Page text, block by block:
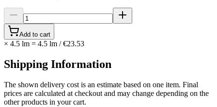
Add to cart
× 4.5 lm = 4.5 lm / €23.53
Shipping Information
The shown delivery cost is an estimate based on one item. Final
prices are calculated at checkout and may change depending on the
other products in your cart.